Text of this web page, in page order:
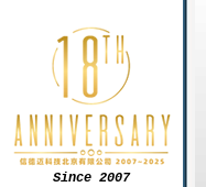
Since 2007